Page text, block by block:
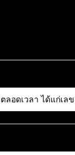
อดเวลา ได้แก่เล